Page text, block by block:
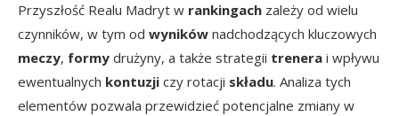
Przyszłość Realu Madryt w rankingach zależy od wielu
czynników, w tym od wyników nadchodzących kluczowych
meczy, formy drużyny, a także strategii trenera i wpływu
ewentualnych kontuzji czy rotacji składu. Analiza tych
elementów pozwala przewidzieć potencjalne zmiany w